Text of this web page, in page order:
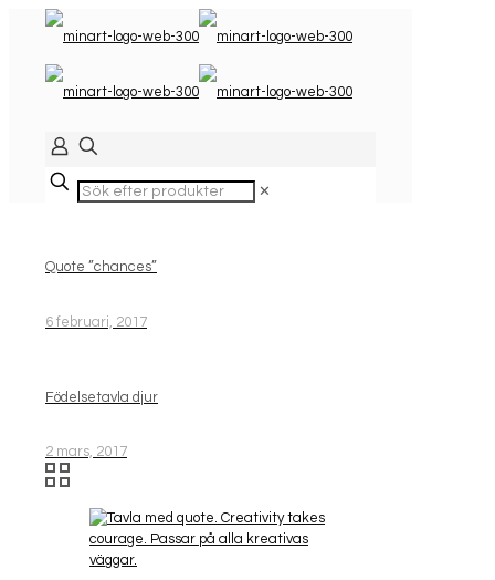
✕
Quote ”chances”
6 februari, 2017
Födelsetavla djur
2 mars, 2017